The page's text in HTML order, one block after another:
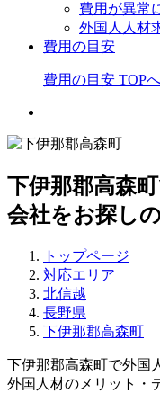
費用が異常
外国人人材
費用の目安
費用の目安 TOPへ
下伊那郡高森
会社をお探し
トップページ
対応エリア
北信越
長野県
下伊那郡高森町
下伊那郡高森町で外国
外国人材のメリット・